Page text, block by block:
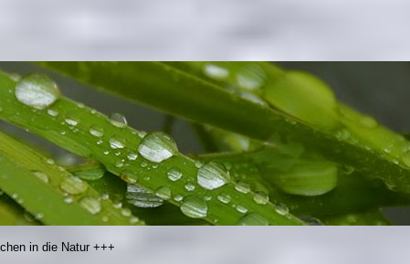
in die Natur +++